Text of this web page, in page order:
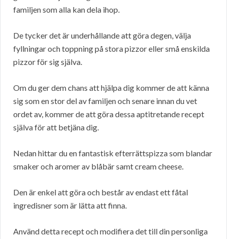
familjen som alla kan dela ihop.
De tycker det är underhållande att göra degen, välja
fyllningar och toppning på stora pizzor eller små enskilda
pizzor för sig själva.
Om du ger dem chans att hjälpa dig kommer de att känna
sig som en stor del av familjen och senare innan du vet
ordet av, kommer de att göra dessa aptitretande recept
själva för att betjäna dig.
Nedan hittar du en fantastisk efterrättspizza som blandar
smaker och aromer av blåbär samt cream cheese.
Den är enkel att göra och består av endast ett fåtal
ingredisner som är lätta att finna.
Använd detta recept och modifiera det till din personliga